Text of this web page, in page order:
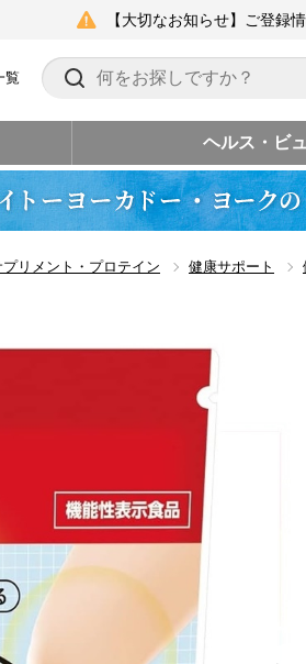
【大切なお知らせ】ご登録
覧
ヘルス・ビ
リメント・プロテイン 健康サポート